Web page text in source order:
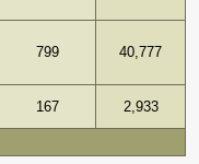
799 40,777
167 2,933